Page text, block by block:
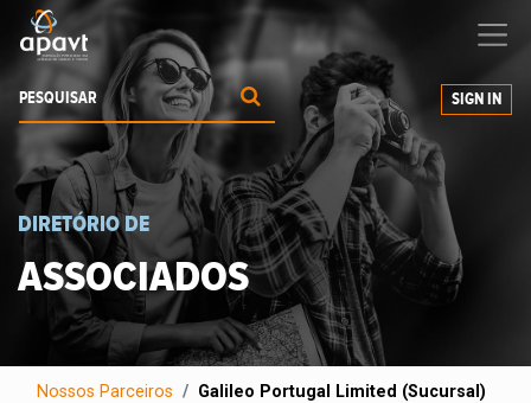
a expandir os seus negócios
SIGN IN
DIRETÓRIO DE
ASSOCIADOS
Nossos Parceiros Galileo Portugal Limited (Sucursal)